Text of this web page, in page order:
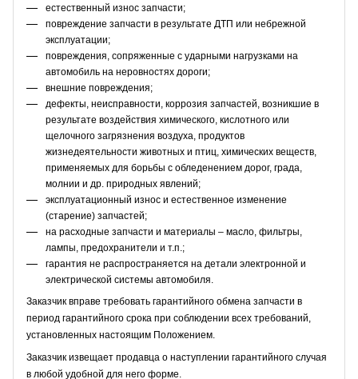
естественный износ запчасти;
повреждение запчасти в результате ДТП или небрежной
эксплуатации;
повреждения, сопряженные с ударными нагрузками на
автомобиль на неровностях дороги;
внешние повреждения;
дефекты, неисправности, коррозия запчастей, возникшие в
результате воздействия химического, кислотного или
щелочного загрязнения воздуха, продуктов
жизнедеятельности животных и птиц, химических веществ,
применяемых для борьбы с обледенением дорог, града,
молнии и др. природных явлений;
эксплуатационный износ и естественное изменение
(старение) запчастей;
на расходные запчасти и материалы – масло, фильтры,
лампы, предохранители и т.п.;
гарантия не распространяется на детали электронной и
электрической системы автомобиля.
Заказчик вправе требовать гарантийного обмена запчасти в
период гарантийного срока при соблюдении всех требований,
установленных настоящим Положением.
Заказчик извещает продавца о наступлении гарантийного случая
в любой удобной для него форме.